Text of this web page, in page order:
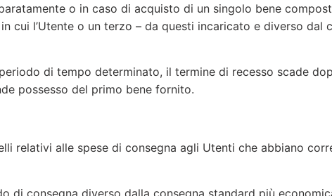
o in caso di acquisto di un singolo bene
cui l’Utente o un terzo – da questi incaricato e diverso dal
di tempo determinato, il termine di recesso scade
possesso del primo bene fornito.
relativi alle spese di consegna agli Utenti che abbiano
consegna diverso dalla consegna standard più